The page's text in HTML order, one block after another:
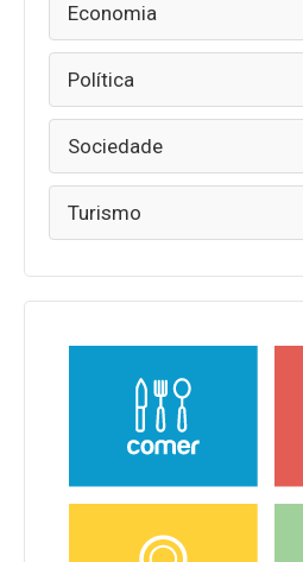
Economia
Política
Sociedade
Turismo